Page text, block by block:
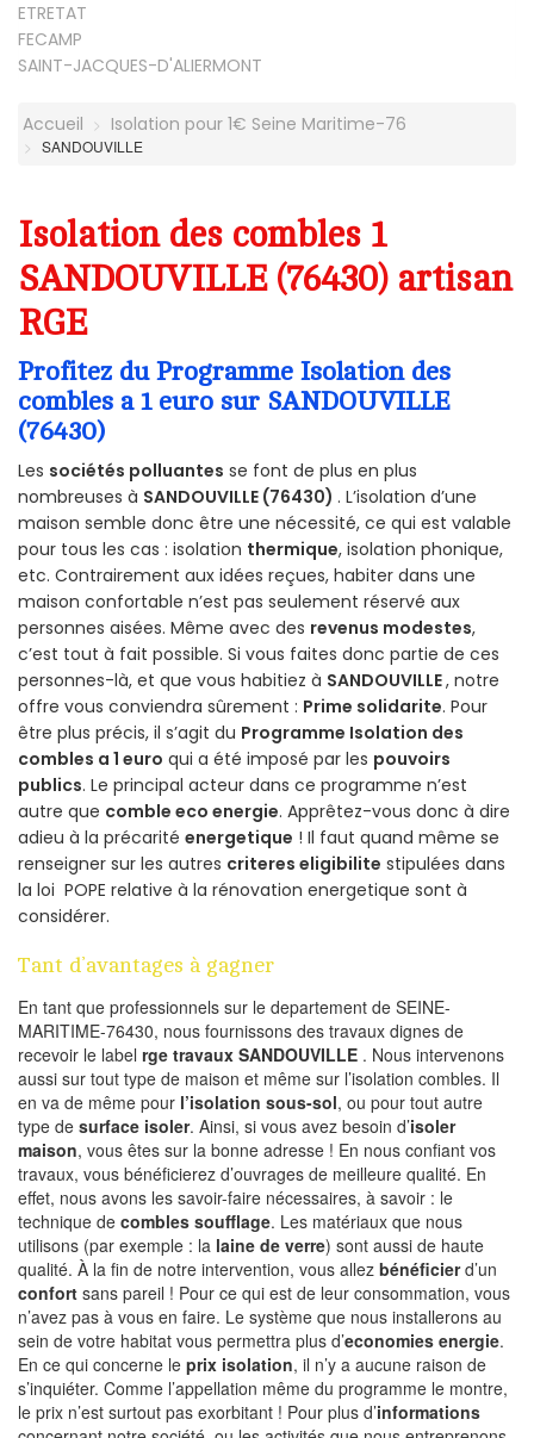
ETRETAT
FECAMP
SAINT-JACQUES-D'ALIERMONT
Accueil Isolation pour 1€ Seine Maritime-76
SANDOUVILLE
Isolation des combles 1
SANDOUVILLE (76430) artisan
RGE
Profitez du Programme Isolation des
combles a 1 euro sur SANDOUVILLE
(76430)
Les sociétés polluantes se font de plus en plus
nombreuses à SANDOUVILLE (76430) . L’isolation d’une
maison semble donc être une nécessité, ce qui est valable
pour tous les cas : isolation thermique, isolation phonique,
etc. Contrairement aux idées reçues, habiter dans une
maison confortable n’est pas seulement réservé aux
personnes aisées. Même avec des revenus modestes,
c’est tout à fait possible. Si vous faites donc partie de ces
personnes-là, et que vous habitiez à SANDOUVILLE, notre
offre vous conviendra sûrement : Prime solidarite. Pour
être plus précis, il s’agit du Programme Isolation des
combles a 1 euro qui a été imposé par les pouvoirs
publics. Le principal acteur dans ce programme n’est
autre que comble eco energie. Apprêtez-vous donc à dire
adieu à la précarité energetique ! Il faut quand même se
renseigner sur les autres criteres eligibilite stipulées dans
la loi POPE relative à la rénovation energetique sont à
considérer.
Tant d’avantages à gagner
En tant que professionnels sur le departement de SEINE-
MARITIME-76430, nous fournissons des travaux dignes de
recevoir le label rge travaux SANDOUVILLE . Nous intervenons
aussi sur tout type de maison et même sur l’isolation combles. Il
en va de même pour l’isolation sous-sol, ou pour tout autre
type de surface isoler. Ainsi, si vous avez besoin d’isoler
maison, vous êtes sur la bonne adresse ! En nous confiant vos
travaux, vous bénéficierez d’ouvrages de meilleure qualité. En
effet, nous avons les savoir-faire nécessaires, à savoir : le
technique de combles soufflage. Les matériaux que nous
utilisons (par exemple : la laine de verre) sont aussi de haute
qualité. À la fin de notre intervention, vous allez bénéficierd’un
confort sans pareil ! Pour ce qui est de leur consommation, vous
n’avez pas à vous en faire. Le système que nous installerons au
sein de votre habitat vous permettra plus d’economies energie.
En ce qui concerne le prix isolation, il n’y a aucune raison de
s’inquiéter. Comme l’appellation même du programme le montre,
le prix n’est surtout pas exorbitant ! Pour plus d’informations